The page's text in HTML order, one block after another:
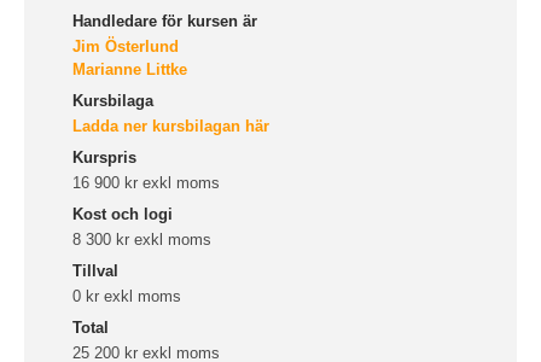
Handledare för kursen är
Jim Österlund
Marianne Littke
Kursbilaga
Ladda ner kursbilagan här
Kurspris
16 900 kr exkl moms
Kost och logi
8 300 kr exkl moms
Tillval
0 kr exkl moms
Total
25 200 kr exkl moms